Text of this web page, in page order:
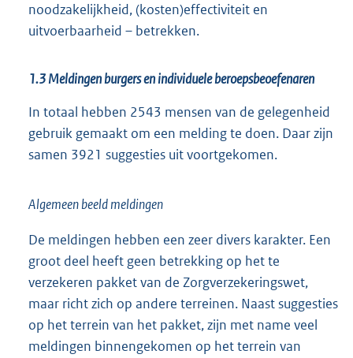
noodzakelijkheid, (kosten)effectiviteit en
uitvoerbaarheid – betrekken.
1.3 Meldingen burgers en individuele beroepsbeoefenaren
In totaal hebben 2543 mensen van de gelegenheid
gebruik gemaakt om een melding te doen. Daar zijn
samen 3921 suggesties uit voortgekomen.
Algemeen beeld meldingen
De meldingen hebben een zeer divers karakter. Een
groot deel heeft geen betrekking op het te
verzekeren pakket van de Zorgverzekeringswet,
maar richt zich op andere terreinen. Naast suggesties
op het terrein van het pakket, zijn met name veel
meldingen binnengekomen op het terrein van